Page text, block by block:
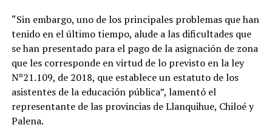
“Sin embargo, uno de los principales problemas que han
tenido en el último tiempo, alude a las dificultades que
se han presentado para el pago de la asignación de zona
que les corresponde en virtud de lo previsto en la ley
Nº21.109, de 2018, que establece un estatuto de los
asistentes de la educación pública”, lamentó el
representante de las provincias de Llanquihue, Chiloé y
Palena.